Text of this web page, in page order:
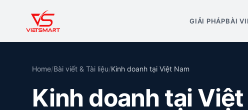
GIẢI PHÁPBÀI
Home/Bài viết & Tài liệu/Kinh doanh tại Việt Nam
Kinh doanh tại Việt